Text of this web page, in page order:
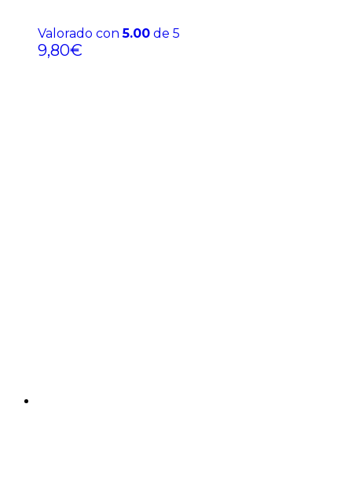
Valorado con5.00 de 5
9,80€